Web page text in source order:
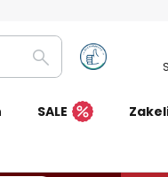
Zoeken
SALE